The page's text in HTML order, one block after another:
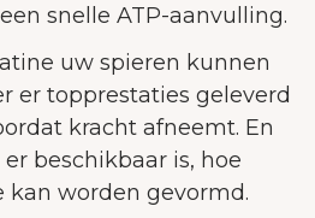
snelle ATP-aanvulling.
uw spieren kunnen
er topprestaties geleverd
kracht afneemt. En
beschikbaar is, hoe
kan worden gevormd.